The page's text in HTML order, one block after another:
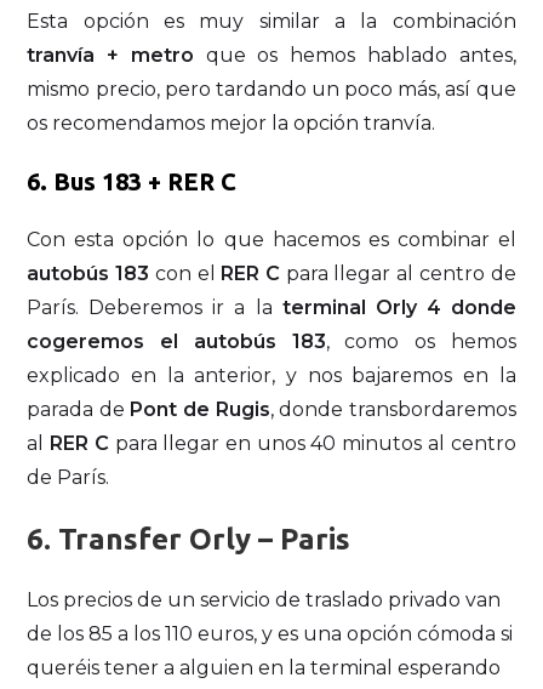
Esta opción es muy similar a la combinación
tranvía + metro que os hemos hablado antes,
mismo precio, pero tardando un poco más, así que
os recomendamos mejor la opción tranvía.
6. Bus 183 + RER C
Con esta opción lo que hacemos es combinar el
autobús 183 con el RER C para llegar al centro de
París. Deberemos ir a la terminal Orly 4 donde
cogeremos el autobús 183, como os hemos
explicado en la anterior, y nos bajaremos en la
parada de Pont de Rugis, donde transbordaremos
al
RER Cpara llegar en unos 40 minutos al centro
de París.
6. Transfer Orly – Paris
Los precios de un servicio de traslado privado van
de los 85 a los 110 euros, y es una opción cómoda si
queréis tener a alguien en la terminal esperando